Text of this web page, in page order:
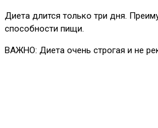
Диета длится только три дня.
способности пищи.
ВАЖНО: Диета очень строгая и не